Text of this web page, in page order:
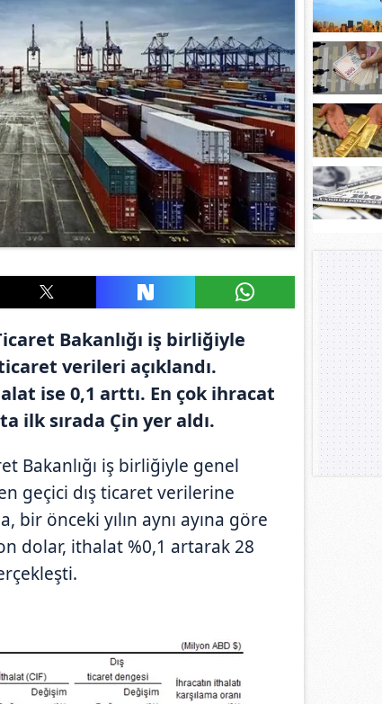
Bakanlığı iş birliğiyle
verileri açıklandı.
ise 0,1 arttı. En çok ihracat
ilk sırada Çin yer aldı.
Bakanlığı iş birliğiyle genel
geçici dış ticaret verilerine
bir önceki yılın aynı ayına göre
dolar, ithalat %0,1 artarak 28